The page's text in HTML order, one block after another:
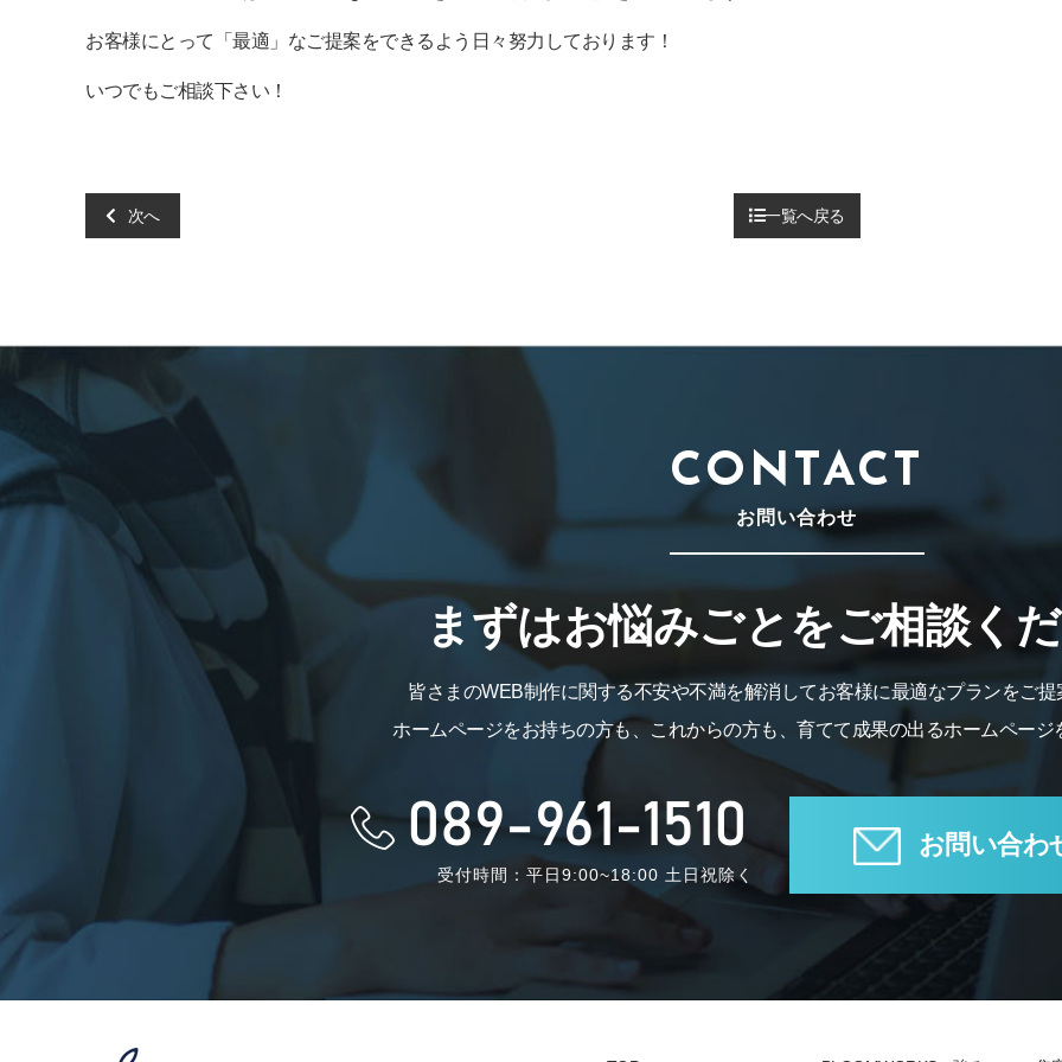
お客様にとって「最適」なご提案をできるよう日々努力しております！
いつでもご相談下さい！
次へ 一覧へ戻る
CONTACT
お問い合わせ
まずはお悩みごとをご相談く
皆さまのWEB制作に関する不安や不満を解消してお客様に最適なプランをご
ホームページをお持ちの方も、これからの方も、育てて成果の出るホームページ
089-961-1510
受付時間：平日9:00~18:00 土日祝除く
お問い合わ